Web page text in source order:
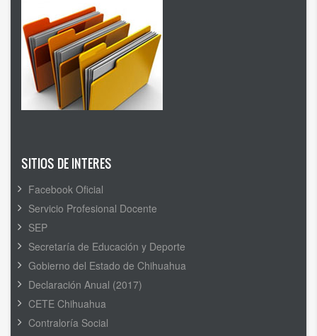
SITIOS DE INTERES
Facebook Oficial
Servicio Profesional Docente
SEP
Secretaría de Educación y Deporte
Gobierno del Estado de Chihuahua
Declaración Anual (2017)
CETE Chihuahua
Contraloría Social